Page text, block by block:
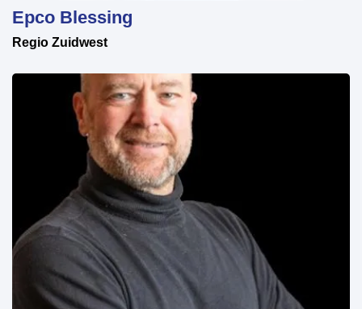
Epco Blessing
Regio Zuidwest